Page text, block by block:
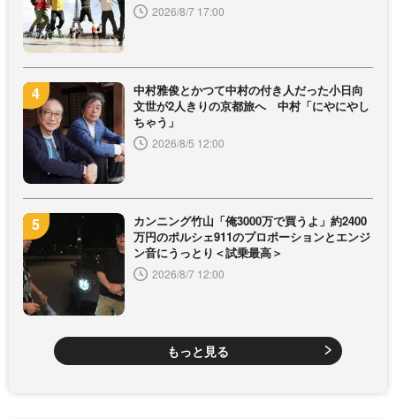
2026/8/7 17:00
中村雅俊とかつて中村の付き人だった小日向
文世が2人きりの京都旅へ 中村「にやにやし
ちゃう」
2026/8/5 12:00
カンニング竹山「俺3000万で買うよ」約2400
万円のポルシェ911のプロポーションとエンジ
ン音にうっとり＜試乗最高＞
2026/8/7 12:00
もっと見る